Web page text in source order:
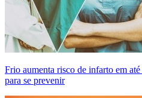
Frio aumenta risco de infarto em
para se prevenir